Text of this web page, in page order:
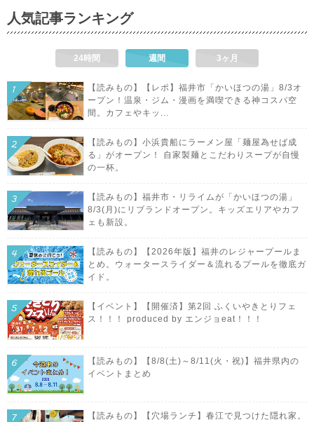
人気記事ランキング
24時間 週間 3ヶ月
【読みもの】【レポ】福井市「かいほつの湯」8/3オ
ープン！温泉・ジム・漫画を満喫できる神コスパ空
間。カフェやキッ...
【読みもの】小浜貴船にラーメン屋「麺屋為せば成
る」がオープン！ 自家製麺とこだわりスープが自慢
の一杯。
【読みもの】福井市・リライムが「かいほつの湯」
8/3(月)にリブランドオープン。キッズエリアやカフ
ェも新設。
【読みもの】【2026年版】福井のレジャープールま
とめ。ウォータースライダー＆流れるプールを徹底ガ
イド。
【イベント】【開催済】第2回 ふくいやきとりフェ
ス！！！ produced by エンジョeat！！！
【読みもの】【8/8(土)～8/11(火・祝)】福井県内の
イベントまとめ
【読みもの】【穴場ランチ】春江で見つけた隠れ家。